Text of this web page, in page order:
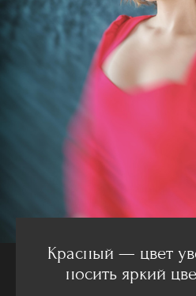
Красный — цвет
носить яркий